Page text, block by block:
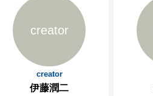
creator
creator
伊藤潤二